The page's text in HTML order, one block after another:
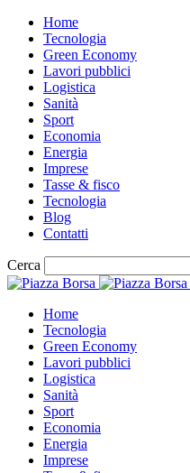
Home
Tecnologia
Green Economy
Lavori pubblici
Logistica
Sanità
Sport
Economia
Energia
Imprese
Tasse & fisco
Tecnologia
Blog
Contatti
Cerca
Home
Tecnologia
Green Economy
Lavori pubblici
Logistica
Sanità
Sport
Economia
Energia
Imprese